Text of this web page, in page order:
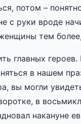
потом –
с руки вроде
тем
главных
в нашем
вы могли
в
накануне